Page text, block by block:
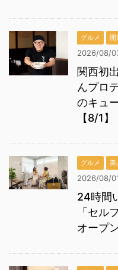
グルメ 開
2026/08/
関西初
んプロ
のキュ
【8/1】
グルメ 美
2026/08/
24時間
「セル
オープ